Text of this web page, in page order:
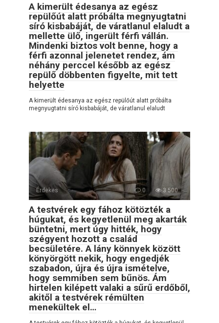
A kimerült édesanya az egész
repülőút alatt próbálta megnyugtatni
síró kisbabáját, de váratlanul elaludt a
mellette ülő, ingerült férfi vállán.
Mindenki biztos volt benne, hogy a
férfi azonnal jelenetet rendez, ám
néhány perccel később az egész
repülő döbbenten figyelte, mit tett
helyette
A kimerült édesanya az egész repülőút alatt próbálta
megnyugtatni síró kisbabáját, de váratlanul elaludt
Érdekes 0 3 500
A testvérek egy fához kötözték a
húgukat, és kegyetlenül meg akarták
büntetni, mert úgy hitték, hogy
szégyent hozott a család
becsületére. A lány könnyek között
könyörgött nekik, hogy engedjék
szabadon, újra és újra ismételve,
hogy semmiben sem bűnös. Ám
hirtelen kilépett valaki a sűrű erdőből,
akitől a testvérek rémülten
menekültek el…